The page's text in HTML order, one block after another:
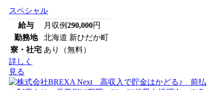
スペシャル
給与
月収例290,000円
勤務地
北海道 新ひだか町
寮・社宅 あり（無料）
詳しく
見る